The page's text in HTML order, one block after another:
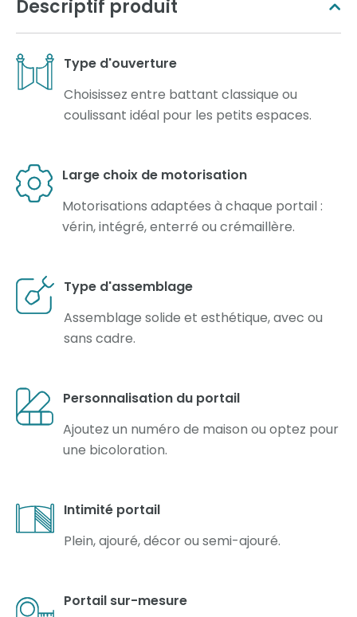
Descriptif produit
Type d'ouverture
Choisissez entre battant classique ou
coulissant idéal pour les petits espaces.
Large choix de motorisation
Motorisations adaptées à chaque portail :
vérin, intégré, enterré ou crémaillère.
Type d'assemblage
Assemblage solide et esthétique, avec ou
sans cadre.
Personnalisation du portail
Ajoutez un numéro de maison ou optez pour
une bicoloration.
Intimité portail
Plein, ajouré, décor ou semi-ajouré.
Portail sur-mesure